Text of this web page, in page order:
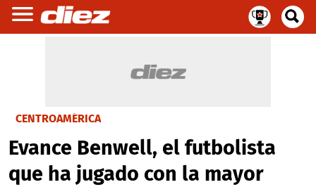
CENTROAMÉRICA
Evance Benwell, el futbolista
que ha jugado con la mayor